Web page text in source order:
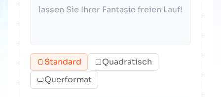
Standard
Quadratisch
Querformat